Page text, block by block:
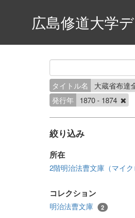
広島修道大学
タイトル名
大蔵省布達
発行年
1870 - 1874
絞り込み
所在
2階明治法曹文庫（マイク
コレクション
明治法曹文庫 2